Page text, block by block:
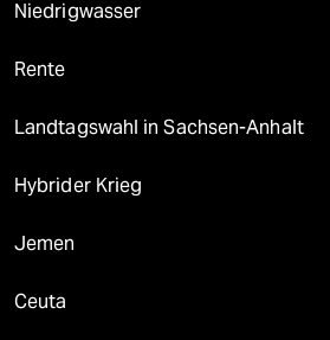
Niedrigwasser
Rente
Landtagswahl in Sachsen-Anhalt
Hybrider Krieg
Jemen
Ceuta